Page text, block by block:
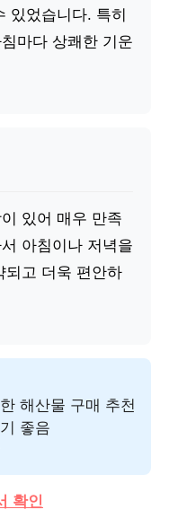
있었습니다. 특히
마다 상쾌한 기운
있어 매우 만족
아침이나 저녁을
되고 더욱 편안하
해산물 구매 추천
좋음
확인